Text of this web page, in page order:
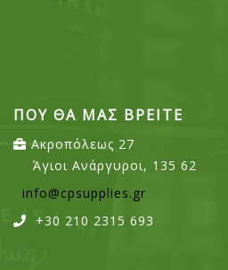
ΠΟΥ ΘΑ ΜΑΣ ΒΡΕΙΤΕ
Ακροπόλεως 27
Άγιοι Ανάργυροι, 135 62
info@cpsupplies.gr
+30 210 2315 693